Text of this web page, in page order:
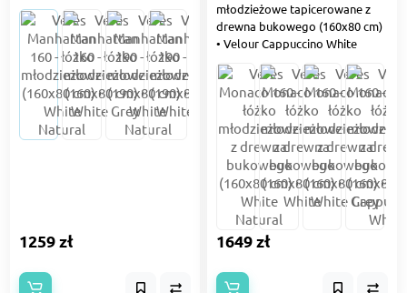
1259 zł
młodzieżowe tapicerowane z
drewna bukowego (160x80 cm)
• Velour Cappuccino White
1649 zł